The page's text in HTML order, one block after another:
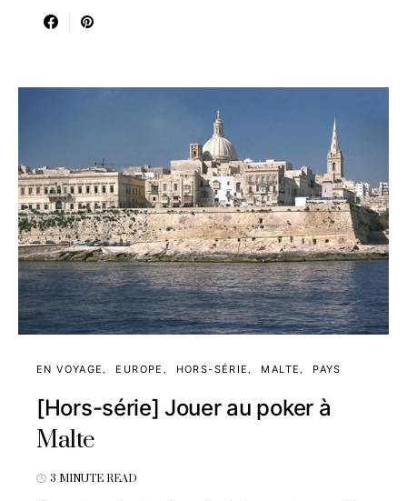
EN VOYAGE EUROPE HORS-SÉRIE MALTE PAYS
[Hors-série] Jouer au poker à
Malte
3 MINUTE READ